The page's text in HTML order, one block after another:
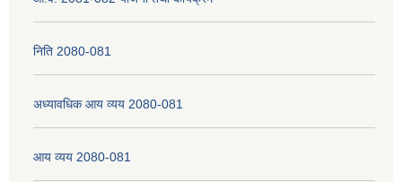
निति 2080-081
अध्यावधिक आय व्यय 2080-081
आय व्यय 2080-081